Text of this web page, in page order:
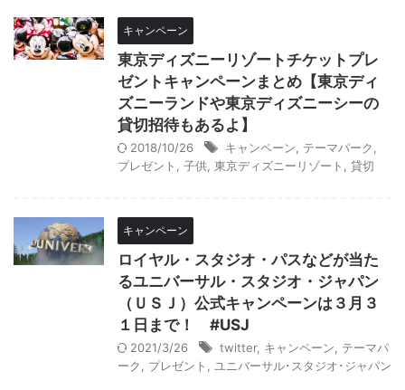
キャンペーン
東京ディズニーリゾートチケットプレ
ゼントキャンペーンまとめ【東京ディ
ズニーランドや東京ディズニーシーの
貸切招待もあるよ】
2018/10/26 キャンペーン テーマパーク
プレゼント
子供 東京ディズニーリゾート 貸切
キャンペーン
ロイヤル・スタジオ・パスなどが当た
るユニバーサル・スタジオ・ジャパン
（ＵＳＪ）公式キャンペーンは３月３
１日まで！ #USJ
2021/3/26 twitter, キャンペーン
テーマパ
ーク
プレゼント ユニバーサル･スタジオ･ジャパン